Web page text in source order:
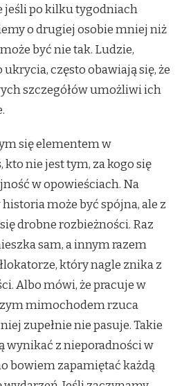
jeśli po kilku tygodniach
o drugiej osobie mniej niż
być nie tak. Ludzie,
często obawiają się, że
szczegółów umożliwi ich
się elementem w
nie jest tym, za kogo się
w opowieściach. Na
może być spójna, ale z
drobne rozbieżności. Raz
sam, a innym razem
który nagle znika z
Albo mówi, że pracuje w
mimochodem rzuca
zupełnie nie pasuje. Takie
wynikać z nieporadności w
bowiem zapamiętać każdą